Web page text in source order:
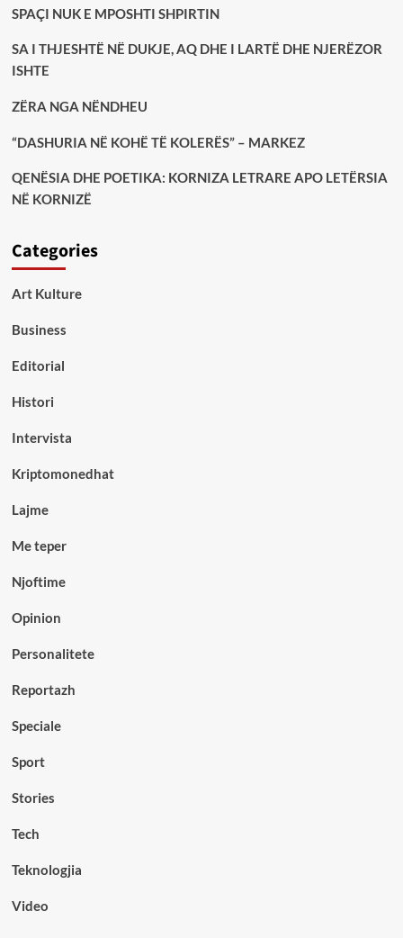
SPAÇI NUK E MPOSHTI SHPIRTIN
SA I THJESHTË NË DUKJE, AQ DHE I LARTË DHE NJERËZOR
ISHTE
ZËRA NGA NËNDHEU
“DASHURIA NË KOHË TË KOLERËS” – MARKEZ
QENËSIA DHE POETIKA: KORNIZA LETRARE APO LETËRSIA
NË KORNIZË
Categories
Art Kulture
Business
Editorial
Histori
Intervista
Kriptomonedhat
Lajme
Me teper
Njoftime
Opinion
Personalitete
Reportazh
Speciale
Sport
Stories
Tech
Teknologjia
Video